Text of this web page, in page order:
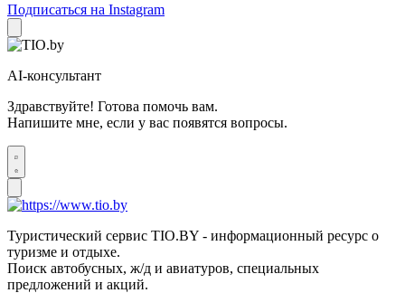
Подписаться на Instagram
AI-консультант
Здравствуйте! Готова помочь вам.
Напишите мне, если у вас появятся вопросы.
Туристический сервис TIO.BY - информационный ресурс о
туризме и отдыхе.
Поиск автобусных, ж/д и авиатуров, специальных
предложений и акций.